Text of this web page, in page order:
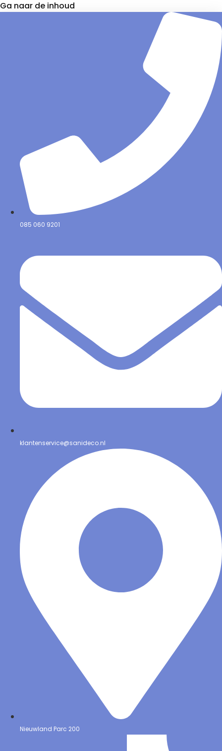
Ga naar de inhoud
085 060 9201
klantenservice@sanideco.nl
Nieuwland Parc 200